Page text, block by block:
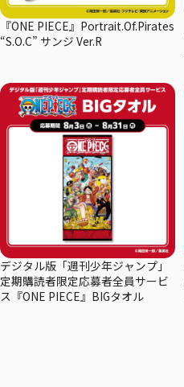
『ONE PIECE』Portrait.Of.Pirates
“S.O.C” サンジ Ver.R
デジタル版「週刊少年ジャンプ」
定期購読者限定応募者全員サービ
ス『ONE PIECE』BIGタオル